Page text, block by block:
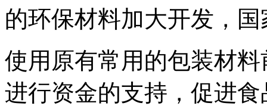
的环保材料加大开发，国
使用原有常用的包装材
进行资金的支持，促进